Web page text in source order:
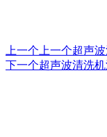
上一个 上一个超声
下一个超声波清洗